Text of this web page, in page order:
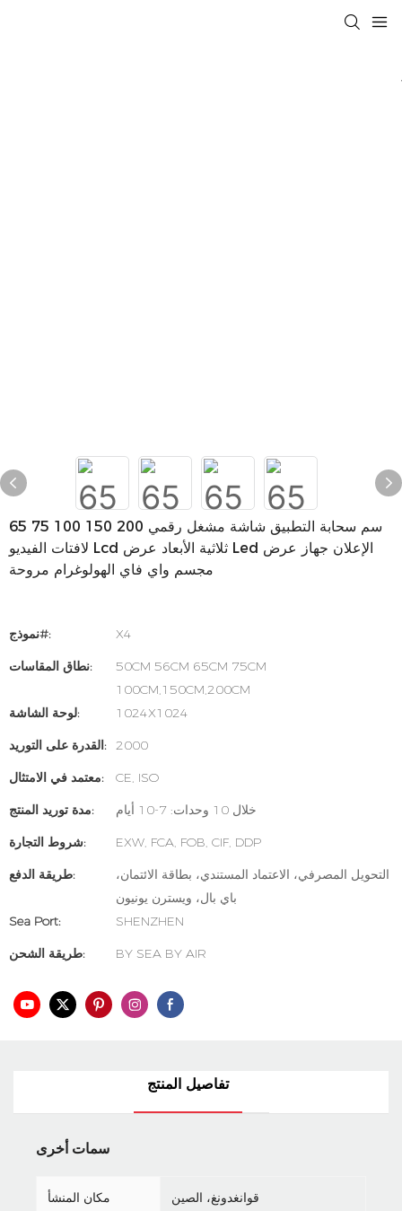
65 75 100 150 200 سم سحابة التطبيق شاشة مشغل رقمي
لافتات الفيديو Lcd ثلاثية الأبعاد عرض Led الإعلان جهاز عرض
مجسم واي فاي الهولوغرام مروحة
نموذج#:
X4
نطاق المقاسات:
50CM 56CM 65CM 75CM
100CM,150CM,200CM
لوحة الشاشة:
1024X1024
القدرة على التوريد: 2000
معتمد في الامتثال:
CE, ISO
مدة توريد المنتج:
خلال 10 وحدات: 7-10 أيام
شروط التجارة:
EXW, FCA, FOB, CIF, DDP
طريقة الدفع:
التحويل المصرفي، الاعتماد المستندي، بطاقة الائتمان،
باي بال، ويسترن يونيون
Sea Port:
SHENZHEN
طريقة الشحن:
BY SEA BY AIR
تفاصيل المنتج
سمات أخرى
مكان المنشأ قوانغدونغ، الصين